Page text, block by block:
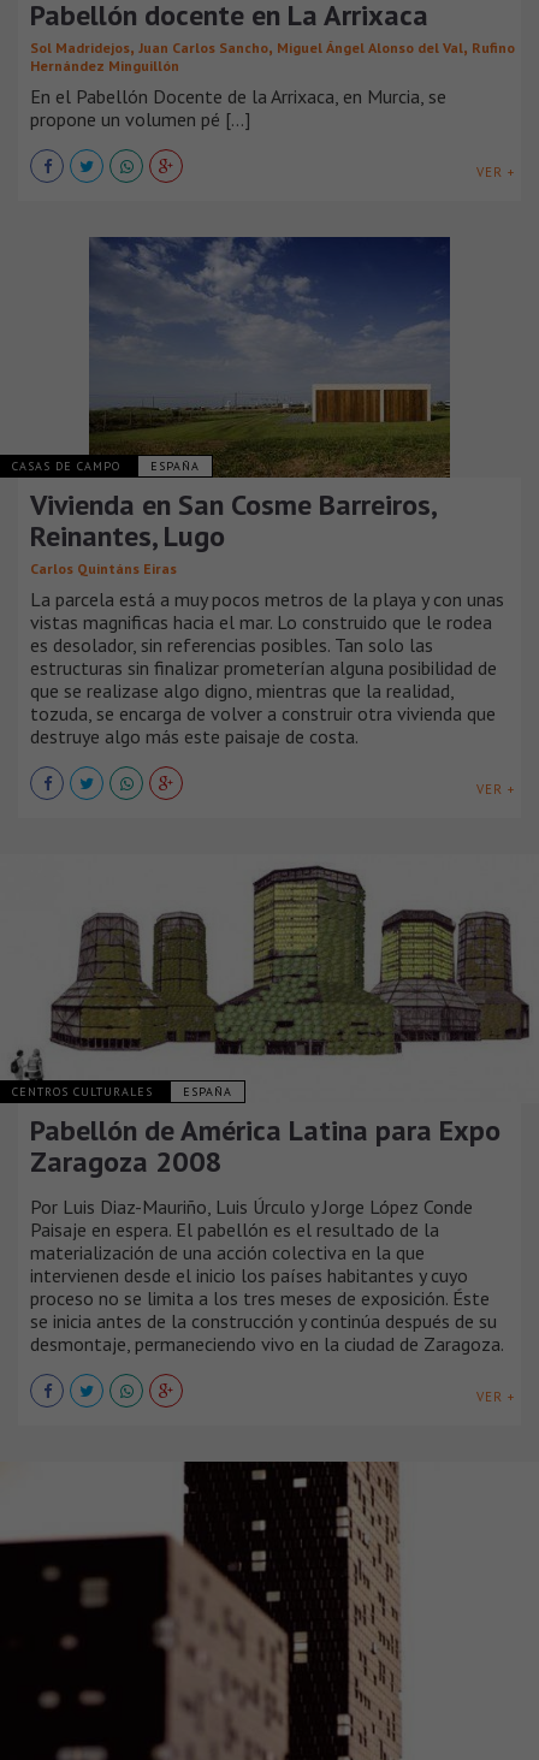
Pabellón docente en La Arrixaca
Sol Madridejos, Juan Carlos Sancho, Miguel Ángel Alonso del Val, Rufino
Hernández Minguillón
En el Pabellón Docente de la Arrixaca, en Murcia, se
propone un volumen pé [...]
VER +
CASAS DE CAMPO ESPAÑA
Vivienda en San Cosme Barreiros,
Reinantes, Lugo
Carlos Quintáns Eiras
La parcela está a muy pocos metros de la playa y con unas
vistas magnificas hacia el mar. Lo construido que le rodea
es desolador, sin referencias posibles. Tan solo las
estructuras sin finalizar prometerían alguna posibilidad de
que se realizase algo digno, mientras que la realidad,
tozuda, se encarga de volver a construir otra vivienda que
destruye algo más este paisaje de costa.
VER +
CENTROS CULTURALES ESPAÑA
Pabellón de América Latina para Expo
Zaragoza 2008
Por Luis Diaz-Mauriño, Luis Úrculo y Jorge López Conde
Paisaje en espera. El pabellón es el resultado de la
materialización de una acción colectiva en la que
intervienen desde el inicio los países habitantes y cuyo
proceso no se limita a los tres meses de exposición. Éste
se inicia antes de la construcción y continúa después de su
desmontaje, permaneciendo vivo en la ciudad de Zaragoza.
VER +